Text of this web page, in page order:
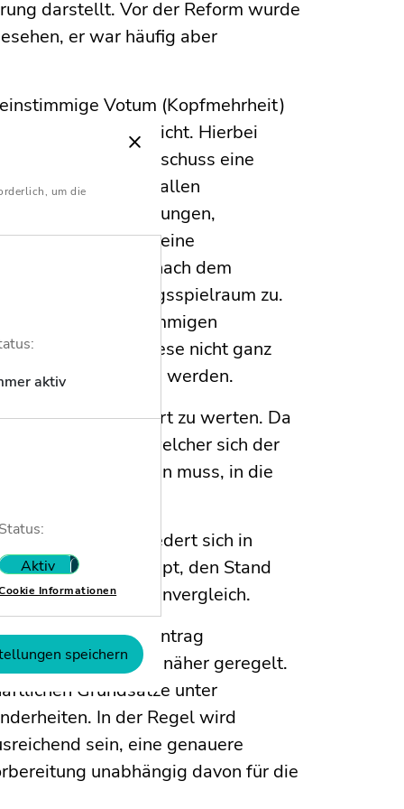
darstellt. Vor der Reform wurde
er war häufig aber
Votum (Kopfmehrheit)
für das Gericht. Hierbei
der Gläubigerausschuss eine
der Zeit nicht allen
und hiernach eine
zu fällen. Streng nach dem
und Überprüfungsspielraum zu.
Fälle der einstimmigen
auftreten, wenn diese nicht ganz
sein werden.
als ambitioniert zu werten. Da
fällt die Zeit, in welcher sich der
konstituieren muss, in die
Diese gliedert sich in
den Stand
und den Kostenvergleich.
des mit dem Antrag
gesetzlich nicht näher geregelt.
Grundsätze unter
In der Regel wird
sein, eine genauere
unabhängig davon für die
um die
aktiv
Status:
Aktiv
Nicht aktiv
Informationen
speichern